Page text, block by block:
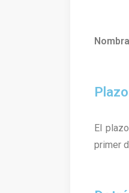
Plazo
El
primer